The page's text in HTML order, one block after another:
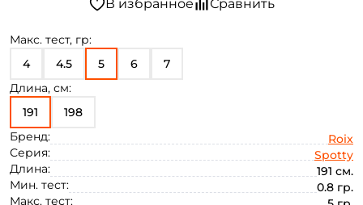
Макс. тест, гр:
4
4.5 5 6
7
Длина, см:
191
198
Бренд:
Roix
Серия:
Spotty
Длина:
191 см.
Мин. тест:
0.8 гр.
Макс. тест: